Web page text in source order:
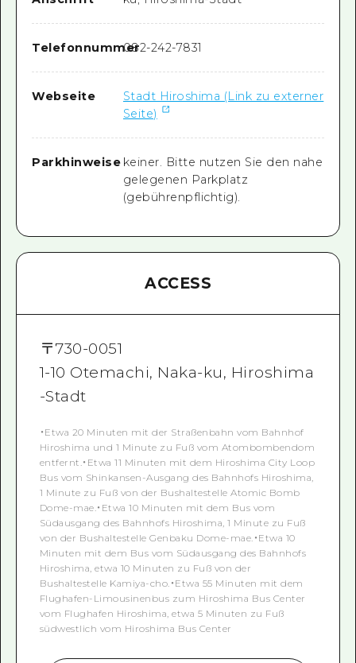
Telefonnummer082-242-7831
Webseite
Stadt Hiroshima (Link zu externer
Seite)
Parkhinweise keiner. Bitte nutzen Sie den nahe
gelegenen Parkplatz
(gebührenpflichtig).
ACCESS
〒730-0051
1-10 Otemachi, Naka-ku, Hiroshima
-Stadt
・Etwa 20 Minuten mit der Straßenbahn vom Bahnhof
Hiroshima und 1 Minute zu Fuß vom Atombombendom
entfernt.・Etwa 11 Minuten mit dem Hiroshima City Loop
Bus vom Shinkansen-Ausgang des Bahnhofs Hiroshima,
1 Minute zu Fuß von der Bushaltestelle Atomic Bomb
Dome-mae.・Etwa 10 Minuten mit dem Bus vom
Südausgang des Bahnhofs Hiroshima, 1 Minute zu Fuß
von der Bushaltestelle Genbaku Dome-mae.・Etwa 10
Minuten mit dem Bus vom Südausgang des Bahnhofs
Hiroshima, etwa 10 Minuten zu Fuß von der
Bushaltestelle Kamiya-cho.・Etwa 55 Minuten mit dem
Flughafen-Limousinenbus zum Hiroshima Bus Center
vom Flughafen Hiroshima, etwa 5 Minuten zu Fuß
südwestlich vom Hiroshima Bus Center